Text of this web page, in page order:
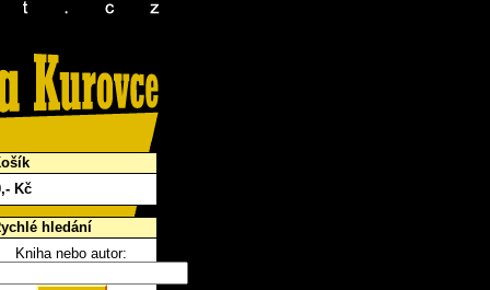
,- Kč
hledání
Kniha nebo autor: